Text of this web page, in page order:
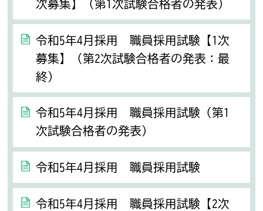
次募集】（第1次試験合格者の発表）
令和5年4月採用 職員採用試験【1次
募集】（第2次試験合格者の発表：最
終）
令和5年4月採用 職員採用試験（第1
次試験合格者の発表）
令和5年4月採用 職員採用試験
令和5年4月採用 職員採用試験【2次